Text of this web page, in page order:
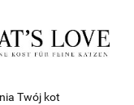
Twój kot